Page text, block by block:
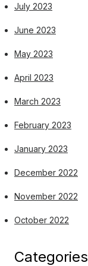
July 2023
June 2023
May 2023
April 2023
March 2023
February 2023
January 2023
December 2022
November 2022
October 2022
Categories